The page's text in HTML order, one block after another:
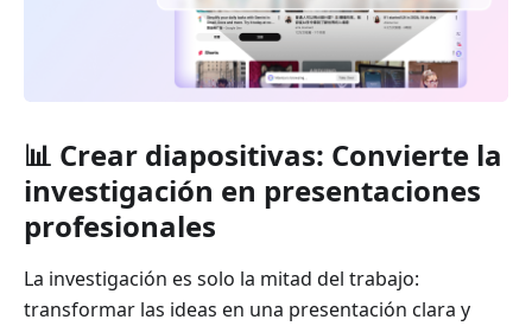
📊 Crear diapositivas: Convierte la
investigación en presentaciones
profesionales
La investigación es solo la mitad del trabajo:
transformar las ideas en una presentación clara y